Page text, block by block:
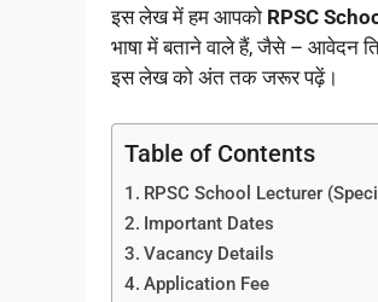
इस लेख में हम आपको RPSC
भाषा में बताने वाले हैं, जैसे – आवेदन
इस लेख को अंत तक जरूर पढ़ें।
Table of Contents
RPSC School Lecturer
Important Dates
Vacancy Details
Application Fee